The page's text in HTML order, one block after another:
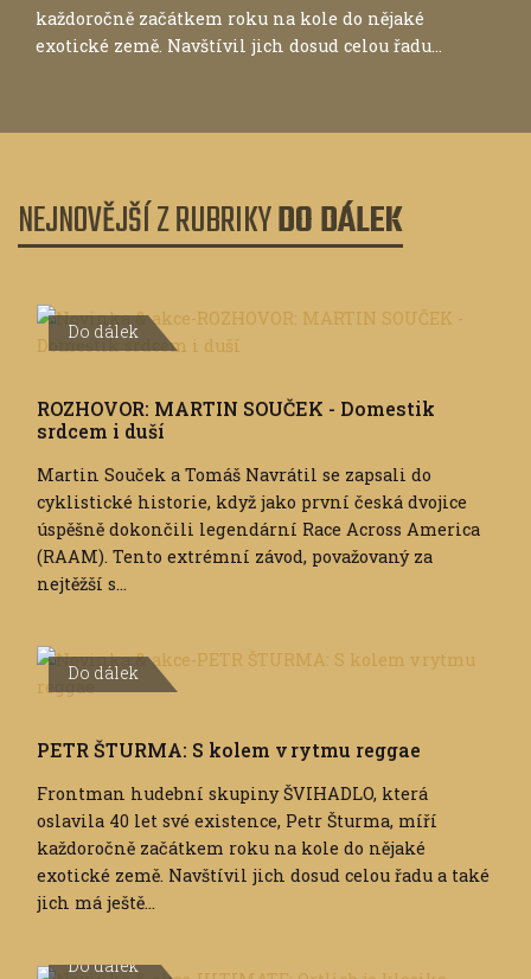
každoročně začátkem roku na kole do nějaké
exotické země. Navštívil jich dosud celou řadu...
NEJNOVĚJŠÍ Z RUBRIKYDO DÁLEK
Do dálek
ROZHOVOR: MARTIN SOUČEK - Domestik
srdcem i duší
Martin Souček a Tomáš Navrátil se zapsali do
cyklistické historie, když jako první česká dvojice
úspěšně dokončili legendární Race Across America
(RAAM). Tento extrémní závod, považovaný za
nejtěžší s...
Do dálek
PETR ŠTURMA: S kolem v rytmu reggae
Frontman hudební skupiny ŠVIHADLO, která
oslavila 40 let své existence, Petr Šturma, míří
každoročně začátkem roku na kole do nějaké
exotické země. Navštívil jich dosud celou řadu a také
jich má ještě...
Do dálek